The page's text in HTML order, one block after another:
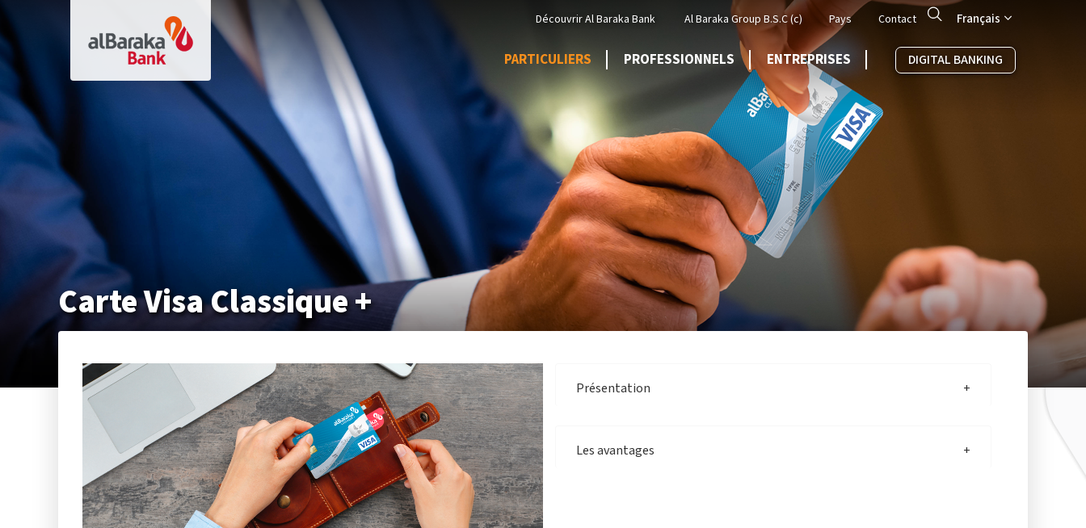
au
contenu
principal
Menu
Top
Découvrir Al Baraka Bank Al Baraka Group B.S.C (c) Pays Contact Français
Search
PARTICULIERS PROFESSIONNELS ENTREPRISES DIGITAL BANKING
Carte Visa Classique +
Présentation
Les avantages